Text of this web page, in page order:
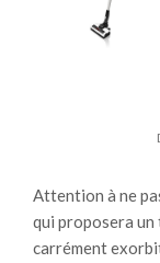
Attention à ne
qui proposera
carrément